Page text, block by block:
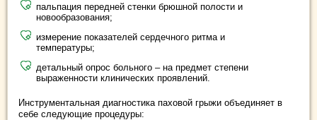
пальпация передней стенки брюшной полости и
новообразования;
измерение показателей сердечного ритма и
температуры;
детальный опрос больного – на предмет степени
выраженности клинических проявлений.
Инструментальная диагностика паховой грыжи объединяет в
себе следующие процедуры: